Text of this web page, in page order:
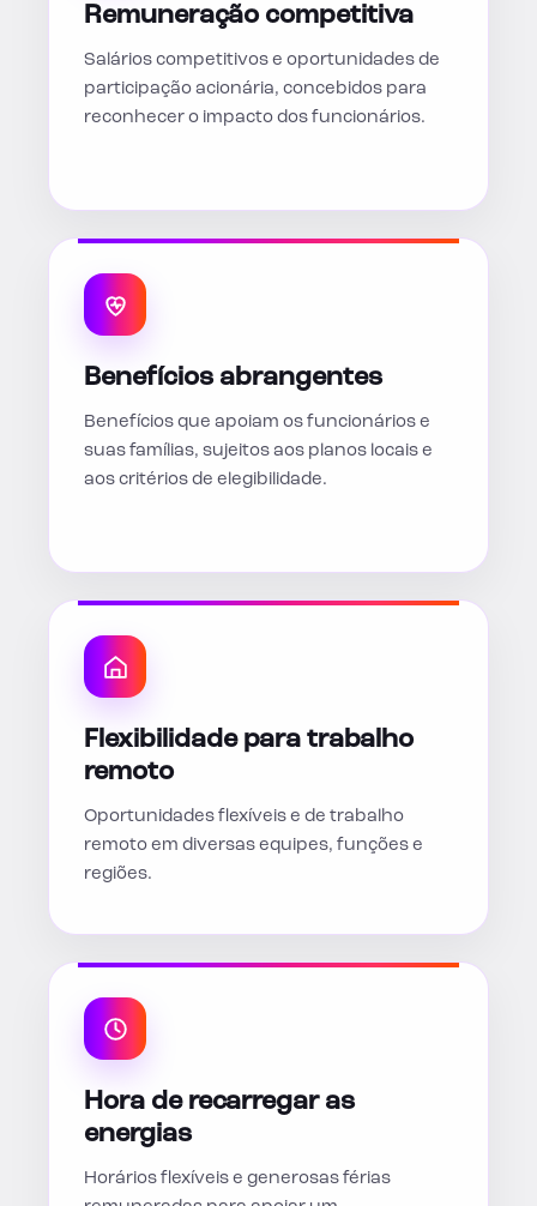
Remuneração competitiva
Salários competitivos e oportunidades de
participação acionária, concebidos para
reconhecer o impacto dos funcionários.
Benefícios abrangentes
Benefícios que apoiam os funcionários e
suas famílias, sujeitos aos planos locais e
aos critérios de elegibilidade.
Flexibilidade para trabalho
remoto
Oportunidades flexíveis e de trabalho
remoto em diversas equipes, funções e
regiões.
Hora de recarregar as
energias
Horários flexíveis e generosas férias